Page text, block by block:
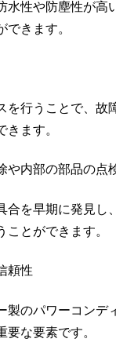
水性や防塵性が高
できます。
を行うことで、故
ます。
や内部の部品の点
合を早期に発見し
とができます。
頼性
製のパワーコンデ
要な要素です。